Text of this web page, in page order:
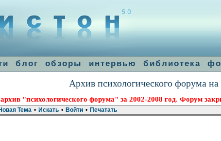
блог обзоры интервью библиотека
Архив психологического форума
"психологического форума" за 2002-2008 год. Форум
Тема • Искать • Войти • Печатать